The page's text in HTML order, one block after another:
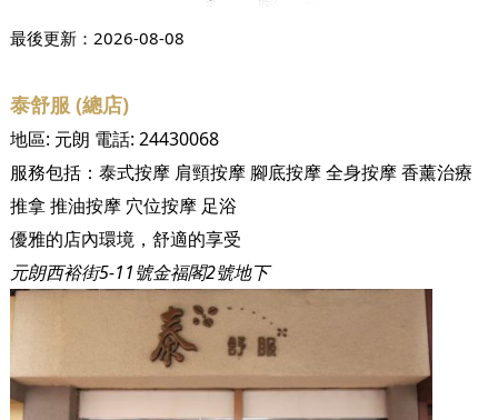
最後更新： 2026-08-08
泰舒服 (總店)
地區: 元朗 電話: 24430068
服務包括： 泰式按摩 肩頸按摩 腳底按摩全身按摩香薰治療
推拿推油按摩 穴位按摩 足浴
優雅的店內環境，舒適的享受
元朗西裕街5-11號金福閣2號地下